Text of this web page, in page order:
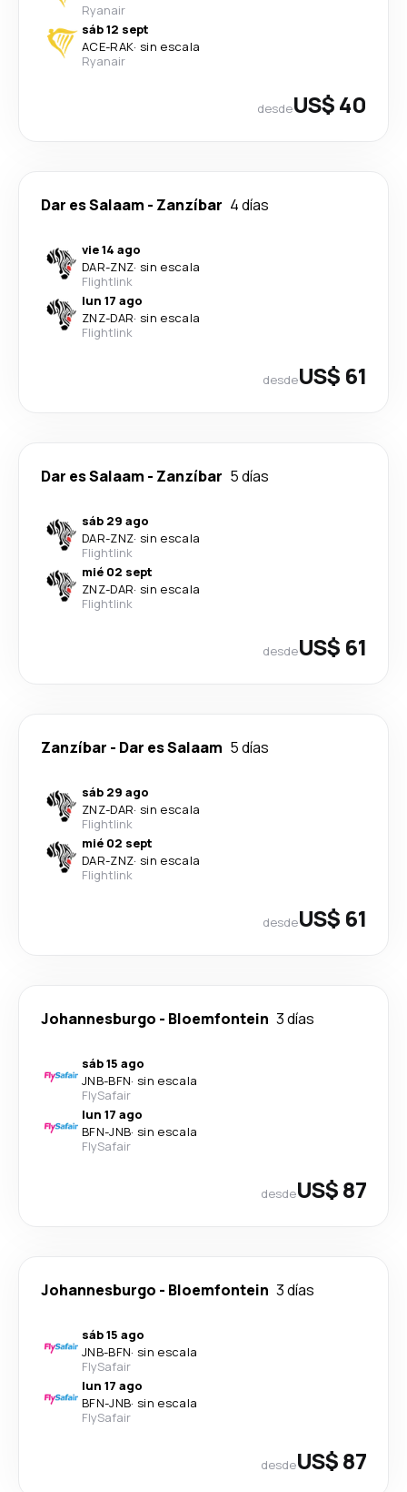
Ryanair
sáb 12 sept
ACE-RAK· sin escala
Ryanair
desdeUS$ 40
Dar es Salaam - Zanzíbar 4 días
vie 14 ago
DAR-ZNZ· sin escala
Flightlink
lun 17 ago
ZNZ-DAR· sin escala
Flightlink
desdeUS$ 61
Dar es Salaam - Zanzíbar 5 días
sáb 29 ago
DAR-ZNZ· sin escala
Flightlink
mié 02 sept
ZNZ-DAR· sin escala
Flightlink
desdeUS$ 61
Zanzíbar - Dar es Salaam 5 días
sáb 29 ago
ZNZ-DAR· sin escala
Flightlink
mié 02 sept
DAR-ZNZ· sin escala
Flightlink
desdeUS$ 61
Johannesburgo - Bloemfontein 3 días
sáb 15 ago
JNB-BFN· sin escala
FlySafair
lun 17 ago
BFN-JNB· sin escala
FlySafair
desdeUS$ 87
Johannesburgo - Bloemfontein 3 días
sáb 15 ago
JNB-BFN· sin escala
FlySafair
lun 17 ago
BFN-JNB· sin escala
FlySafair
desdeUS$ 87